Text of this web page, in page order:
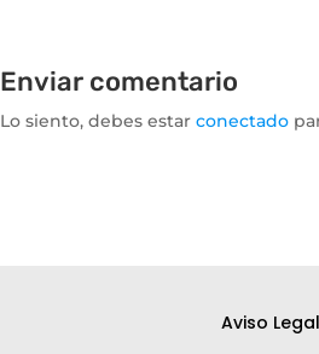
Enviar comentario
Lo siento, debes estarconectado
Aviso Legal